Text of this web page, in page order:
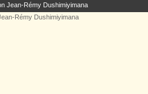
Jean-Rémy Dushimiyimana
Rémy Dushimiyimana